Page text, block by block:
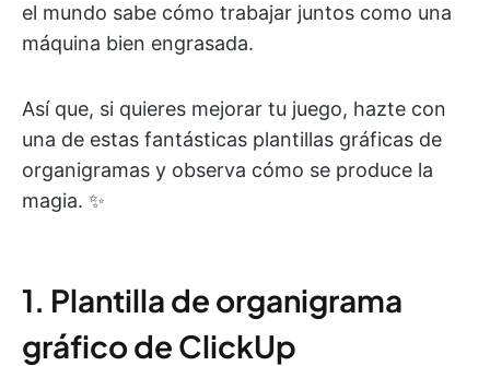
el mundo sabe cómo trabajar juntos como una
máquina bien engrasada.
Así que, si quieres mejorar tu juego, hazte con
una de estas fantásticas plantillas gráficas de
organigramas y observa cómo se produce la
magia. ✨
1. Plantilla de organigrama
gráfico de ClickUp